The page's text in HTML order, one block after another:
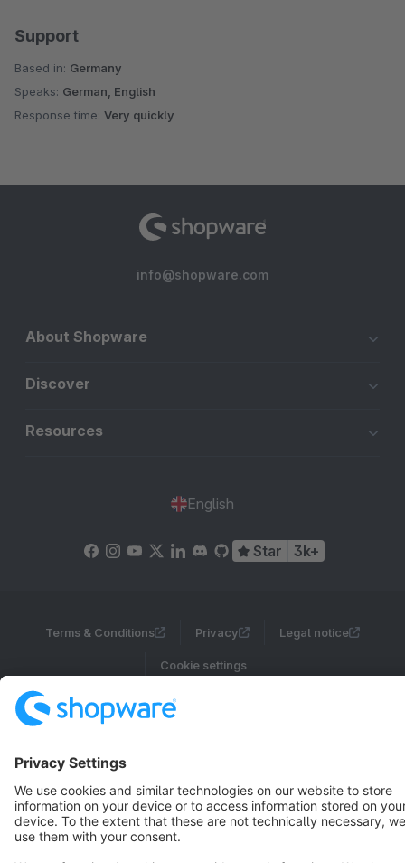
Support
Based in: Germany
Speaks: German, English
Response time: Very quickly
info@shopware.com
About Shopware
Discover
Resources
English
Star 3k+
Terms & Conditions Privacy Legal notice
Cookie settings
Copyright © shopware AG - All rights reserved
Notice: * All prices are quoted net of the statutory value-added tax